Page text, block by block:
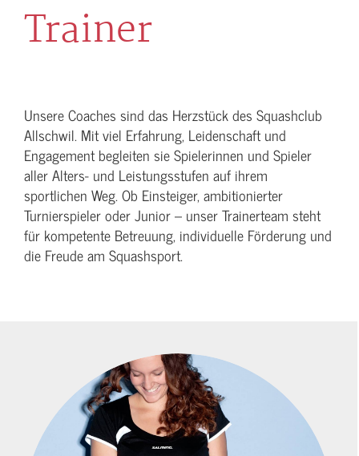
Trainer
Unsere Coaches sind das Herzstück des Squashclub
Allschwil. Mit viel Erfahrung, Leidenschaft und
Engagement begleiten sie Spielerinnen und Spieler
aller Alters- und Leistungsstufen auf ihrem
sportlichen Weg. Ob Einsteiger, ambitionierter
Turnierspieler oder Junior – unser Trainerteam steht
für kompetente Betreuung, individuelle Förderung und
die Freude am Squashsport.